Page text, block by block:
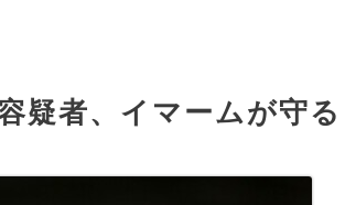
疑者、イマームが守る